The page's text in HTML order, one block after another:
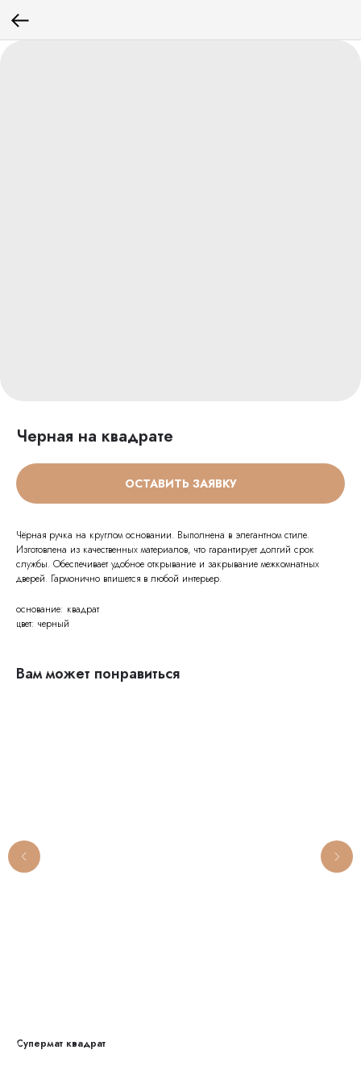
Черная на квадрате
ОСТАВИТЬ ЗАЯВКУ
Чёрная ручка на круглом основании. Выполнена в элегантном стиле.
Изготовлена из качественных материалов, что гарантирует долгий срок
службы. Обеспечивает удобное открывание и закрывание межкомнатных
дверей. Гармонично впишется в любой интерьер.
основание: квадрат
цвет: черный
Вам может понравиться
Супермат квадрат